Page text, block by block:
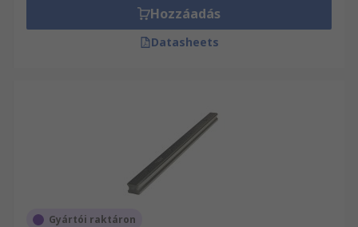
Hozzáadás
Datasheets
Gyártói raktáron